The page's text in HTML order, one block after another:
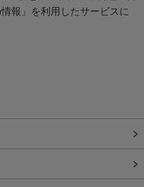
報」を利用したサービスに